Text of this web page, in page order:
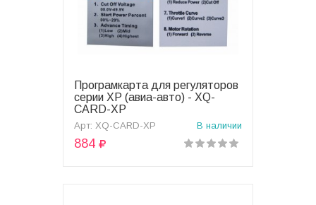
В корзину
Програмкарта для регуляторов
серии XP (авиа-авто) - XQ-
CARD-XP
Арт: XQ-CARD-XP В наличии
884